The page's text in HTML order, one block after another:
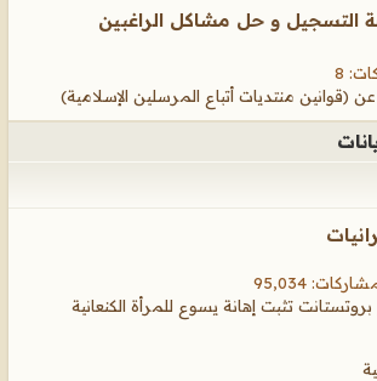
التسجيل و حل مشاكل الراغبين
عن (قوانين منتديات أتباع المرسلين الإسلامية)
تثبت إهانة يسوع للمرأة الكنعانية